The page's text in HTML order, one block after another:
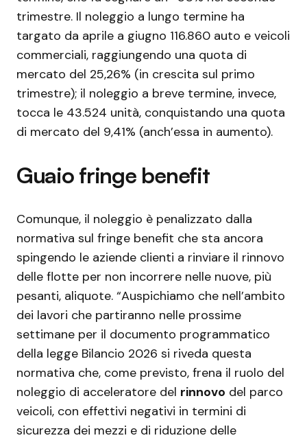
trimestre. Il noleggio a lungo termine ha
targato da aprile a giugno 116.860 auto e veicoli
commerciali, raggiungendo una quota di
mercato del 25,26% (in crescita sul primo
trimestre); il noleggio a breve termine, invece,
tocca le 43.524 unità, conquistando una quota
di mercato del 9,41% (anch’essa in aumento).
Guaio fringe benefit
Comunque, il noleggio è penalizzato dalla
normativa sul fringe benefit che sta ancora
spingendo le aziende clienti a rinviare il rinnovo
delle flotte per non incorrere nelle nuove, più
pesanti, aliquote. “Auspichiamo che nell’ambito
dei lavori che partiranno nelle prossime
settimane per il documento programmatico
della legge Bilancio 2026 si riveda questa
normativa che, come previsto, frena il ruolo del
noleggio di acceleratore del rinnovo del parco
veicoli, con effettivi negativi in termini di
sicurezza dei mezzi e di riduzione delle